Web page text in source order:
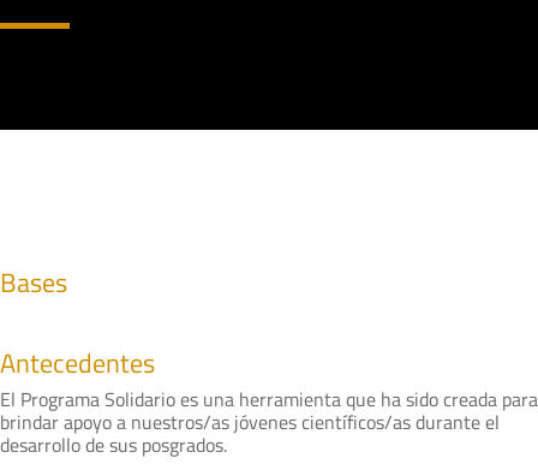
Bases
Antecedentes
El Programa Solidario es una herramienta que ha sido creada para
brindar apoyo a nuestros/as jóvenes científicos/as durante el
desarrollo de sus posgrados.